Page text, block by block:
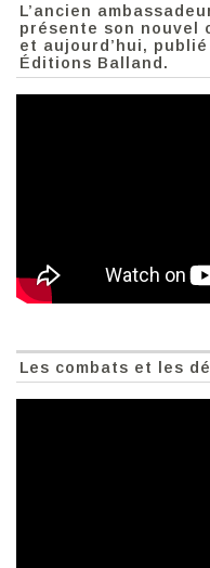
L’ancien
présente son nouvel
et aujourd’hui,
Éditions Balland.
Les combats et les